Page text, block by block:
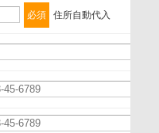
する企業/団体
扱に関する覚書の締結
必須 住所自動代入